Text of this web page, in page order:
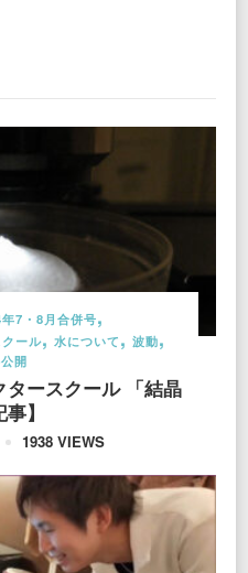
7・8月合併号
ール
水について
波動
開
ースクール 「結晶
】
1938 VIEWS